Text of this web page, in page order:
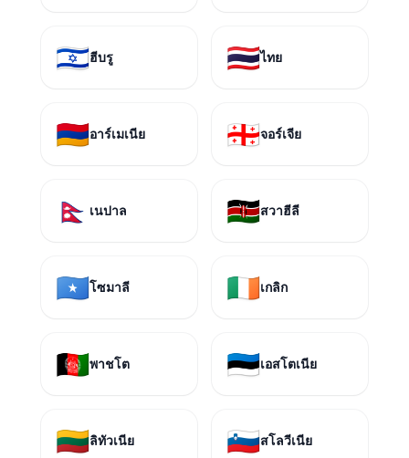
🇮🇱ฮีบรู 🇹🇭ไทย
🇦🇲อาร์เมเนีย 🇬🇪จอร์เจีย
🇳🇵 เนปาล 🇰🇪สวาฮีลี
🇸🇴โซมาลี 🇮🇪เกลิก
🇦🇫พาชโต 🇪🇪เอสโตเนีย
🇱🇹ลิทัวเนีย 🇸🇮สโลวีเนีย